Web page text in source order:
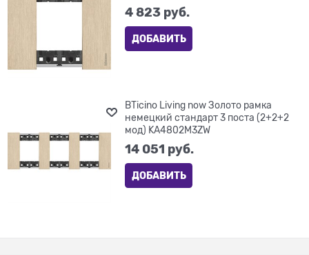
4 823 руб.
ДОБАВИТЬ
BTicino Living now Золото рамка
немецкий стандарт 3 поста (2+2+2
мод) KA4802M3ZW
14 051 руб.
ДОБАВИТЬ